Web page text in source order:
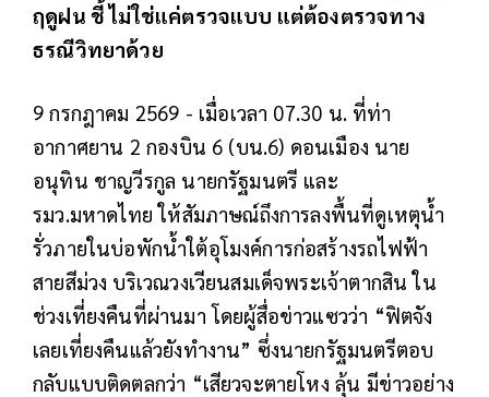
ฤดูฝน ชี้ ไม่ใช่แค่ตรวจแบบ แต่ต้องตรวจทาง
ธรณีวิทยาด้วย
9 กรกฎาคม 2569 - เมื่อเวลา 07.30 น. ที่ท่า
อากาศยาน 2 กองบิน 6 (บน.6) ดอนเมือง นาย
อนุทิน ชาญวีรกูล นายกรัฐมนตรี และ
รมว.มหาดไทย ให้สัมภาษณ์ถึงการลงพื้นที่ดูเหตุน้ำ
รั่วภายในบ่อพักน้ำใต้อุโมงค์การก่อสร้างรถไฟฟ้า
สายสีม่วง บริเวณวงเวียนสมเด็จพระเจ้าตากสิน ใน
ช่วงเที่ยงคืนที่ผ่านมา โดยผู้สื่อข่าวแซวว่า “ฟิตจัง
เลยเที่ยงคืนแล้วยังทำงาน” ซึ่งนายกรัฐมนตรีตอบ
กลับแบบติดตลกว่า “เสียวจะตายโหง ลุ้น มีข่าวอย่าง